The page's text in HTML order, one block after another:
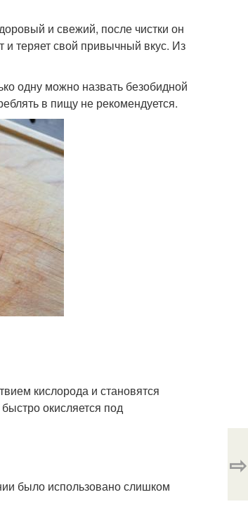
и свежий, после чистки он
теряет свой привычный вкус. Из
одну можно назвать безобидной
в пищу не рекомендуется.
кислорода и становятся
окисляется под
было использовано слишком
⇨